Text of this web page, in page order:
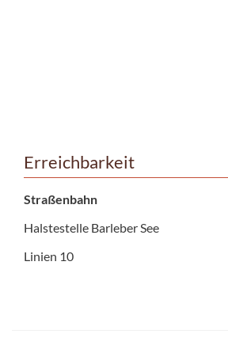
Erreichbarkeit
Straßenbahn
Halstestelle Barleber See
Linien 10